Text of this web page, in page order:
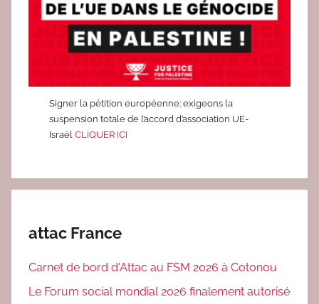
Signer la pétition européenne: exigeons la
suspension totale de l’accord d’association UE-
IsraëlCLIQUER ICI
attac France
Carnet de bord d'Attac au FSM 2026 à Cotonou
Le Forum social mondial 2026 finalement autorisé